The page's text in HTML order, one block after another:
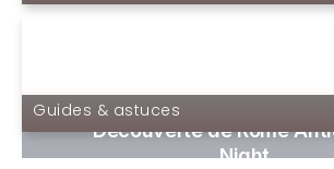
Guides & astuces
Découverte de Rome
Night